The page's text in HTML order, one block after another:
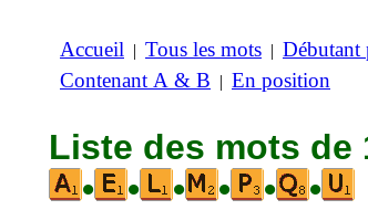
Accueil | Tous les mots | Débutant
Contenant A & B | En position
Liste des mots de
•
• • • • •